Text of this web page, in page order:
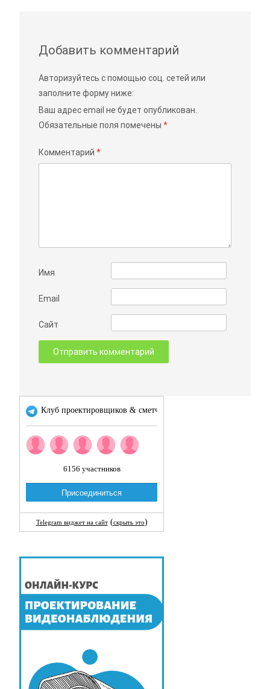
Добавить комментарий
Авторизуйтесь с помощью соц. сетей или
заполните форму ниже:
Ваш адрес email не будет опубликован.
Обязательные поля помечены *
Комментарий *
Имя
Email
Сайт